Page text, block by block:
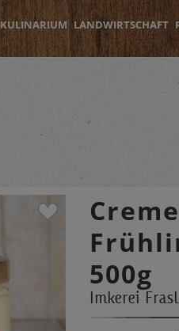
KULINARIUM LANDWIRTSCHAFT
500g
Imkerei Frasl